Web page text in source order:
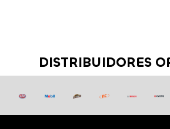
DISTRIBUIDORES